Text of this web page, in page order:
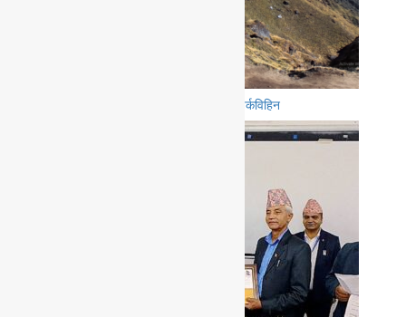
पदयात्रामा निस्किएका पोखराका ३ युवा सम्पर्कविहिन